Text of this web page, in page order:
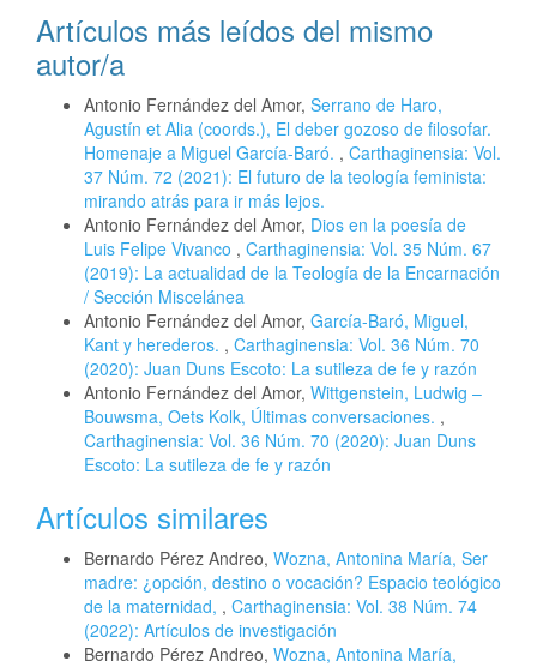
Artículos más leídos del mismo
autor/a
Antonio Fernández del Amor, Serrano de Haro,
Agustín et Alia (coords.), El deber gozoso de filosofar.
Homenaje a Miguel García-Baró. , Carthaginensia: Vol.
37 Núm. 72 (2021): El futuro de la teología feminista:
mirando atrás para ir más lejos.
Antonio Fernández del Amor, Dios en la poesía de
Luis Felipe Vivanco , Carthaginensia: Vol. 35 Núm. 67
(2019): La actualidad de la Teología de la Encarnación
/ Sección Miscelánea
Antonio Fernández del Amor, García-Baró, Miguel,
Kant y herederos. , Carthaginensia: Vol. 36 Núm. 70
(2020): Juan Duns Escoto: La sutileza de fe y razón
Antonio Fernández del Amor, Wittgenstein, Ludwig –
Bouwsma, Oets Kolk, Últimas conversaciones. ,
Carthaginensia: Vol. 36 Núm. 70 (2020): Juan Duns
Escoto: La sutileza de fe y razón
Artículos similares
Bernardo Pérez Andreo, Wozna, Antonina María, Ser
madre: ¿opción, destino o vocación? Espacio teológico
de la maternidad, , Carthaginensia: Vol. 38 Núm. 74
(2022): Artículos de investigación
Bernardo Pérez Andreo, Wozna, Antonina María,